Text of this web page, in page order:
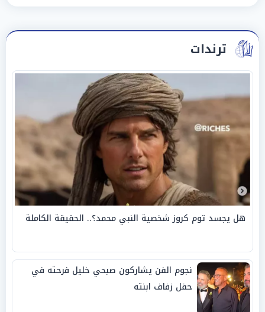
ترندات
هل يجسد توم كروز شخصية النبي محمد؟.. الحقيقة الكاملة
نجوم الفن يشاركون صبحي خليل فرحته في
حفل زفاف ابنته